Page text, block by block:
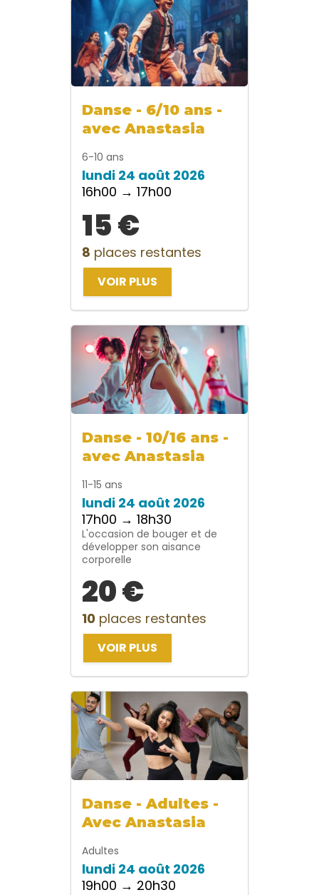
Danse - 6/10 ans -
avec Anastasia
6-10 ans
lundi 24 août 2026
16h00 → 17h00
15 €
8 places restantes
VOIR PLUS
Danse - 10/16 ans -
avec Anastasia
11-15 ans
lundi 24 août 2026
17h00 → 18h30
L'occasion de bouger et de
développer son aisance
corporelle
20 €
10 places restantes
VOIR PLUS
Danse - Adultes -
Avec Anastasia
Adultes
lundi 24 août 2026
19h00 → 20h30